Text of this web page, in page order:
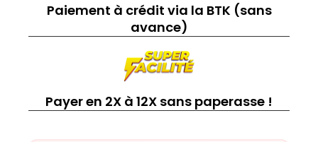
Paiement à crédit via la BTK (sans
avance)
Payer en 2X à 12X sans paperasse !